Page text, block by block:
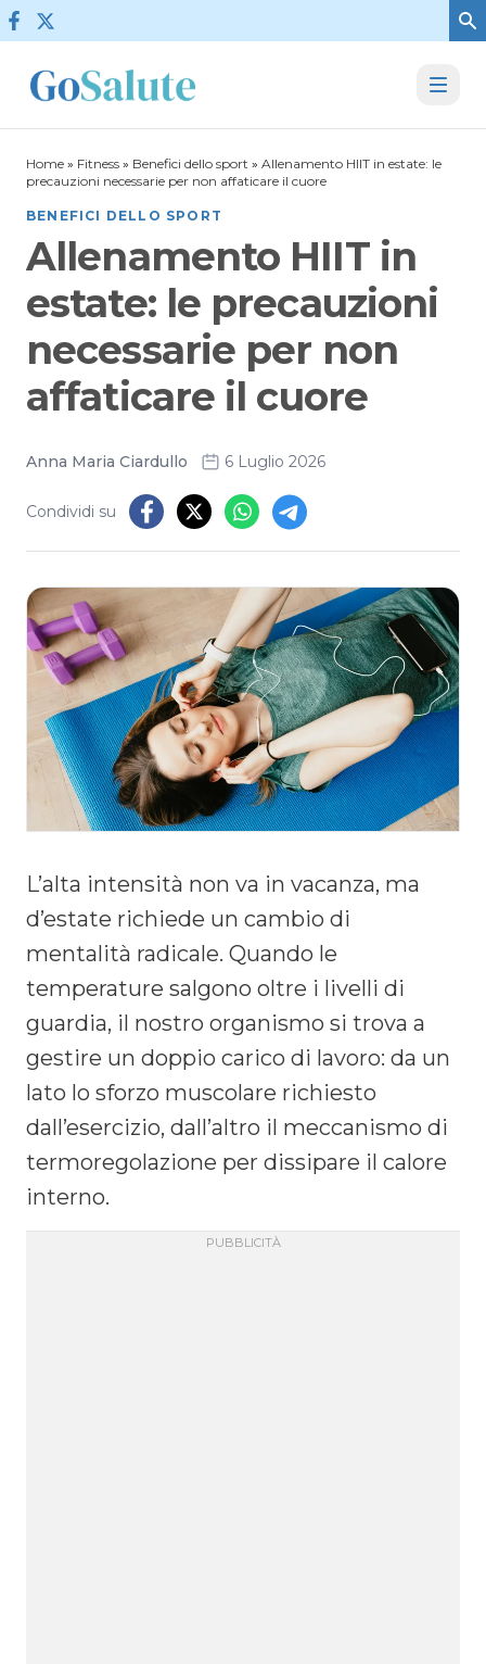
Vai al contenuto
Home » Fitness » Benefici dello sport » Allenamento HIIT in estate: le
precauzioni necessarie per non affaticare il cuore
BENEFICI DELLO SPORT
Allenamento HIIT in
estate: le precauzioni
necessarie per non
affaticare il cuore
Anna Maria Ciardullo 6 Luglio 2026
Condividi su
L’alta intensità non va in vacanza, ma
d’estate richiede un cambio di
mentalità radicale. Quando le
temperature salgono oltre i livelli di
guardia, il nostro organismo si trova a
gestire un doppio carico di lavoro: da un
lato lo sforzo muscolare richiesto
dall’esercizio, dall’altro il meccanismo di
termoregolazione per dissipare il calore
interno.